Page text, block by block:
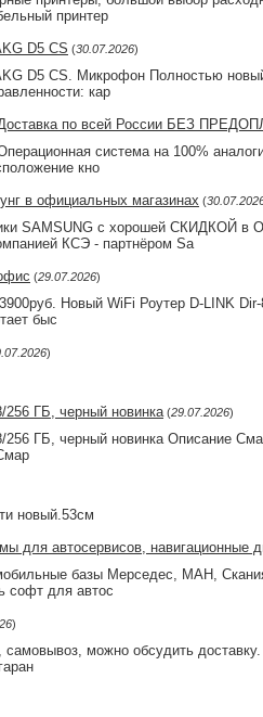
принтер
D5 CS (30.07.2026)
D5 CS. Микрофон Полностью
кар
по всей России БЕЗ
система на 100%
кно
в официальных магазинах (
SAМSUNG с хopошeй
КСЭ - пapтнёpом Sа
(29.07.2026)
Новый WiFi Роутер D-LINK
быс
)
ГБ, черный новинка (29.07.2026)
ГБ, черный новинка Описание
новый.53см
для автосервисов, навигационные
базы Мерседес, МАН,
софт для автос
)
можно обсудить